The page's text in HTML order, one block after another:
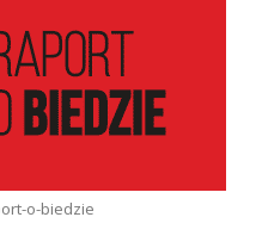
o-biedzie